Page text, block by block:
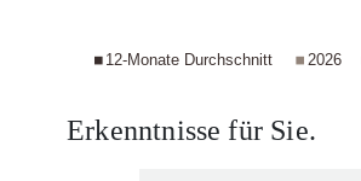
Erkenntnisse für Sie.